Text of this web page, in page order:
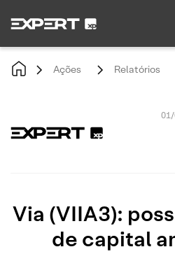
Ações Relatórios
01/
Via (VIIA3):
de capital